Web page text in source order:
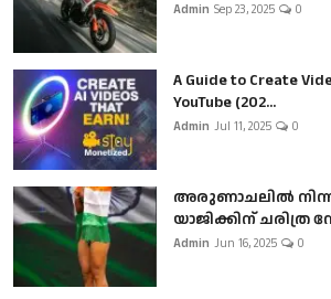
Admin Sep 23, 2025 0
A Guide to Create
YouTube (202...
Admin Jul 11, 2025 0
അരുണാചലിൽ
യാജിക്കിന് ചരിത്ര
Admin Jun 16, 2025 0